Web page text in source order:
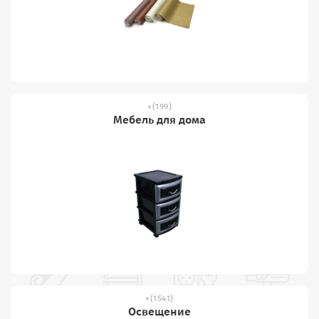
(199)
Мебель для дома
(1541)
Освещение